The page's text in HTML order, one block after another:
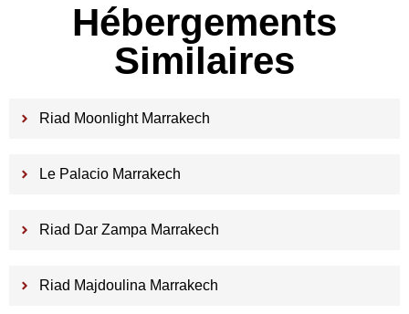
Hébergements
Similaires
Riad Moonlight Marrakech
Le Palacio Marrakech
Riad Dar Zampa Marrakech
Riad Majdoulina Marrakech